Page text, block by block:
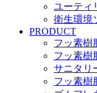
ユーティ
衛生環境
PRODUCT
フッ素樹
フッ素樹
サニタリ
フッ素樹